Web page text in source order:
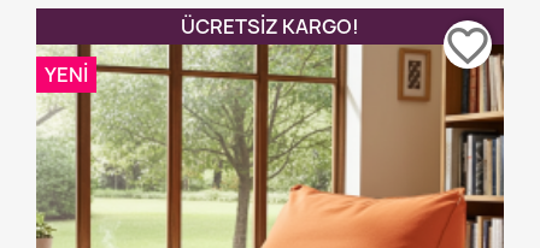
ÜCRETSIZ KARGO!
YENI
favorite_border